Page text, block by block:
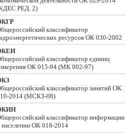
РЕД. 2)
классификатор
ресурсов ОК 030-2002
классификатор единиц
ОК 015-94 (МК 002-97)
классификатор занятий ОК
2014 (МСКЗ-08)
классификатор информации
населении ОК 018-2014